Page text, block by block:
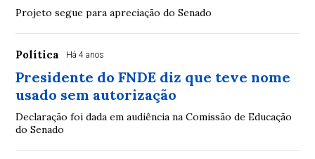
Projeto segue para apreciação do Senado
Política Há 4 anos
Presidente do FNDE diz que teve nome
usado sem autorização
Declaração foi dada em audiência na Comissão de Educação
do Senado